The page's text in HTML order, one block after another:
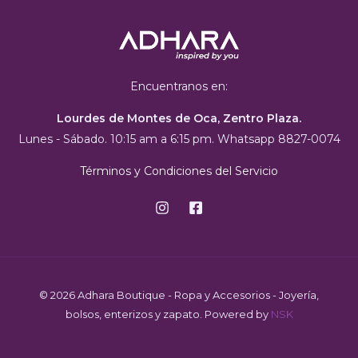
Encuentranos en:
Lourdes de Montes de Oca, Zentro Plaza.
Lunes - Sábado. 10:15 am a 6:15 pm. Whatsapp 8827-0074
Términos y Condiciones del Servicio
© 2026 Adhara Boutique - Ropa y Accesorios - Joyería,
bolsos, enterizos y zapato. Powered by NSK